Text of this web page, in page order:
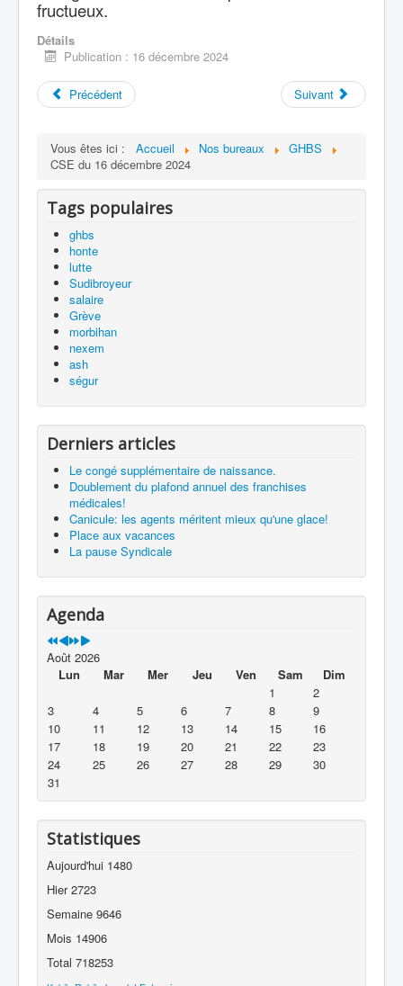
fructueux.
Détails
Publication : 16 décembre 2024
Précédent Suivant
Vous êtes ici : Accueil Nos bureaux
GHBS
CSE du 16 décembre 2024
Tags populaires
ghbs
honte
lutte
Sudibroyeur
salaire
Grève
morbihan
nexem
ash
ségur
Derniers articles
Le congé supplémentaire de naissance.
Doublement du plafond annuel des franchises
médicales!
Canicule: les agents méritent mieux qu'une glace!
Place aux vacances
La pause Syndicale
Agenda
Août 2026
Lun
Mar Mer Jeu Ven Sam
Dim
1
2
3
4 5 6 7 8
9
10
11 12 13 14 15
16
17
18 19 20 21 22
23
24
25 26 27 28 29
30
31
Statistiques
Aujourd'hui 1480
Hier2723
Semaine 9646
Mois 14906
Total 718253